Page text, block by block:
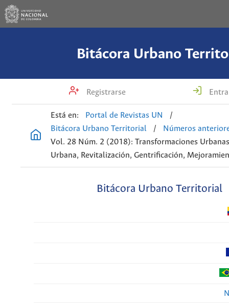
Bitácora Urbano
Registrarse
Está en: Portal de Revistas UN
/
Bitácora Urbano Territorial
/
Números
Vol. 28 Núm. 2 (2018): Transformaciones
Urbana, Revitalización, Gentrificación,
Bitácora Urbano Territorial